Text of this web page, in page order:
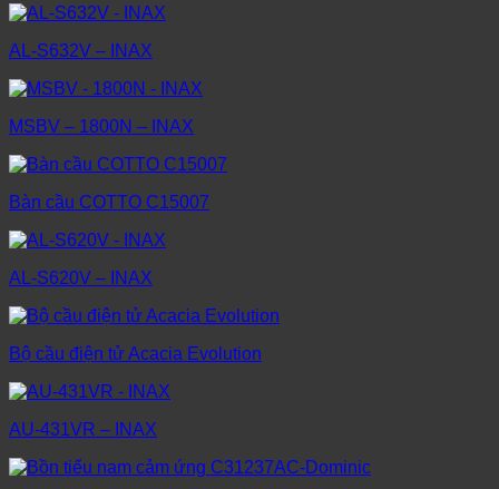
AL-S632V – INAX
MSBV – 1800N – INAX
Bàn cầu COTTO C15007
AL-S620V – INAX
Bộ cầu điện tử Acacia Evolution
AU-431VR – INAX